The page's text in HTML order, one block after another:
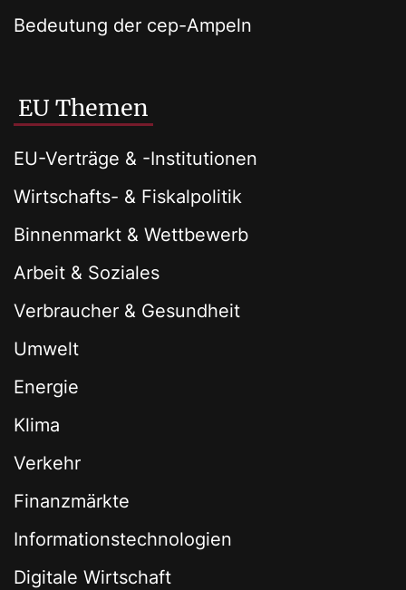
Bedeutung der cep-Ampeln
EU Themen
EU-Verträge & -Institutionen
Wirtschafts- & Fiskalpolitik
Binnenmarkt & Wettbewerb
Arbeit & Soziales
Verbraucher & Gesundheit
Umwelt
Energie
Klima
Verkehr
Finanzmärkte
Informationstechnologien
Digitale Wirtschaft